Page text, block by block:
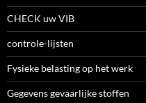
CHECK uw VIB
controle-lijsten
Fysieke belasting op het werk
Gegevens gevaarlijke stoffen